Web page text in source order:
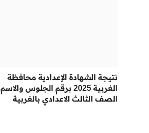
نتيجة الشهادة الإعدادية محافظة
الغربية 2025 برقم الجلوس والاسم
الصف الثالث الاعدادي بالغربية